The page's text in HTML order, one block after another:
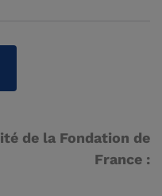
de la Fondation de
France :